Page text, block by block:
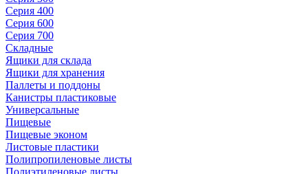
Серия 400
Серия 600
Серия 700
Складные
Ящики для склада
Ящики для хранения
Паллеты и поддоны
Канистры пластиковые
Универсальные
Пищевые
Пищевые эконом
Листовые пластики
Полипропиленовые листы
Полиэтиленовые листы